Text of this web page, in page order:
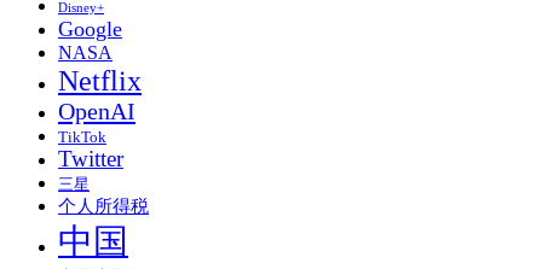
Disney+
Google
NASA
Netflix
OpenAI
TikTok
Twitter
三星
个人所得税
中国